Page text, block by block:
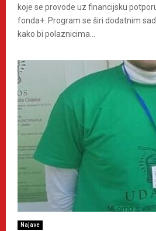
koje se provode uz financijsku
fonda+. Program se širi dodatnim
kako bi polaznicima...
Najave